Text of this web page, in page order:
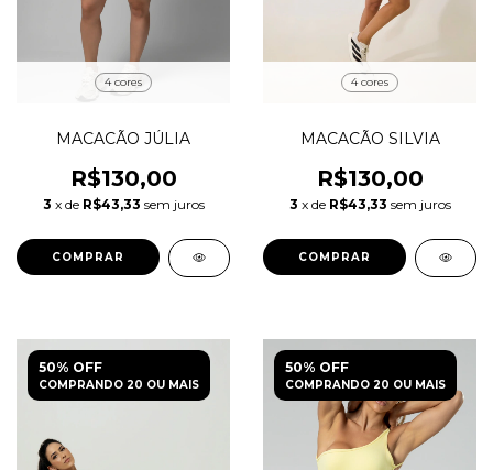
4 cores
MACACÃO JÚLIA
R$130,00
3 x de R$43,33 sem juros
COMPRAR
4 cores
MACACÃO SILVIA
R$130,00
3 x de R$43,33 sem juros
COMPRAR
50% OFF
COMPRANDO 20 OU MAIS
50% OFF
COMPRANDO 20 OU MAIS